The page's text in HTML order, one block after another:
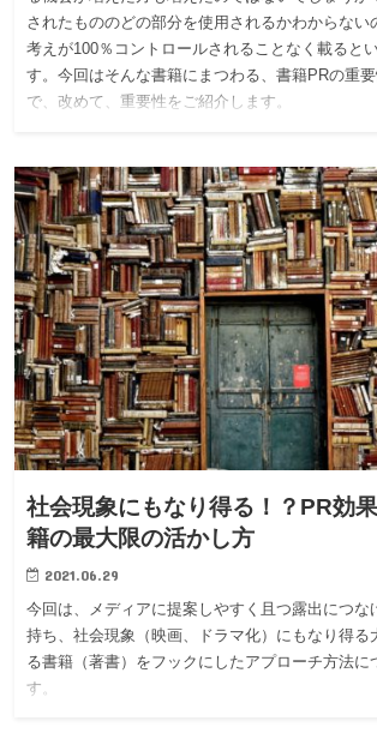
されたもののどの部分を使用されるかわからない
考えが100％コントロールされることなく載ると
す。今回はそんな書籍にまつわる、書籍PRの重
で、改めて、重要性をご紹介します。
社会現象にもなり得る！？PR効
籍の最大限の活かし方
2021.06.29
今回は、メディアに提案しやすく且つ露出につな
持ち、社会現象（映画、ドラマ化）にもなり得る
る書籍（著書）をフックにしたアプローチ方法に
す。